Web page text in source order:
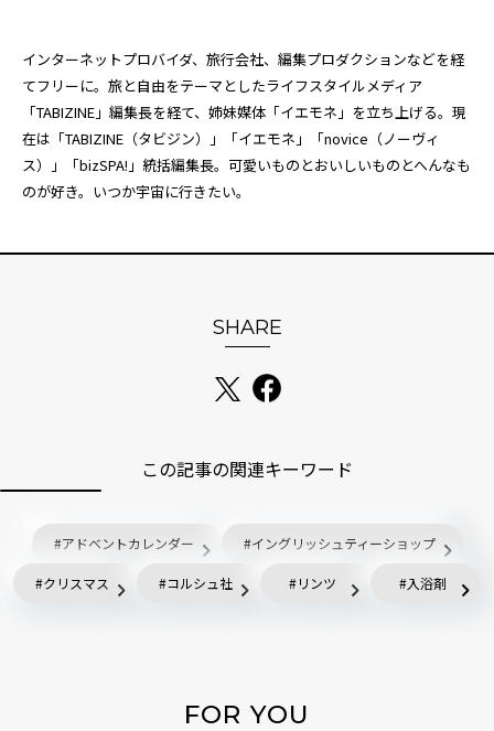
インターネットプロバイダ、旅行会社、編集プロダクションなどを経
てフリーに。旅と自由をテーマとしたライフスタイルメディア
「TABIZINE」編集長を経て、姉妹媒体「イエモネ 」を立ち上げる。現
在は「TABIZINE（タビジン）」「イエモネ」「novice（ノーヴィ
ス）」「bizSPA!」統括編集長。可愛いものとおいしいものとへんなも
のが好き。いつか宇宙に行きたい。
SHARE
この記事の関連キーワード
アドベントカレンダー イングリッシュティーショップ
クリスマス コルシュ社 リンツ 入浴剤
FOR YOU